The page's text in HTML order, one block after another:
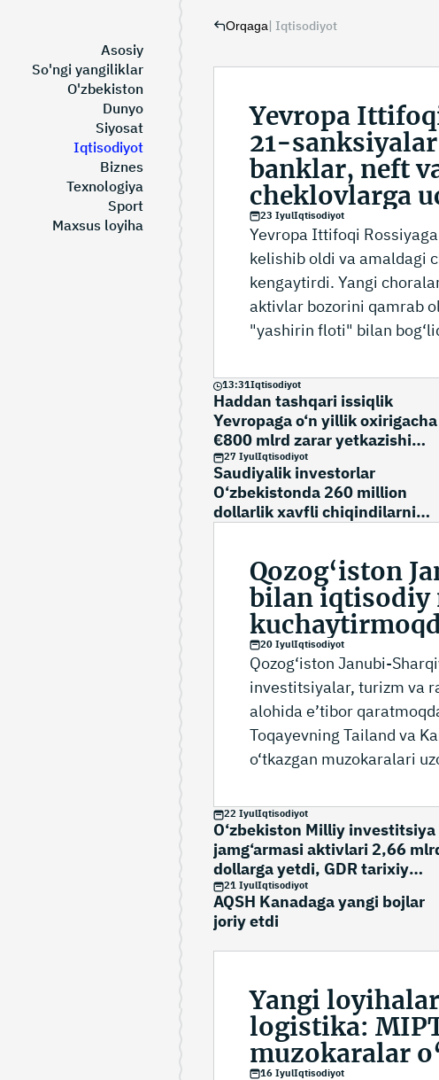
Asosiy
So'ngi yangiliklar
O'zbekiston
Dunyo
Siyosat
Iqtisodiyot
Biznes
Texnologiya
Sport
Maxsus loyiha
Orqaga| Iqtisodiyot
Yevropa
21-
banklar, neft
cheklovlarga
23 IyulIqtisodiyot
Yevropa Ittifoqi
kelishib oldi va amaldagi
kengaytirdi. Yangi
aktivlar bozorini qamrab
"yashirin floti" bilan
13:31Iqtisodiyot
Haddan tashqari issiqlik
Yevropaga o‘n yillik oxirigacha
€800 mlrd zarar yetkazishi
mumkin
27 IyulIqtisodiyot
Saudiyalik investorlar
O‘zbekistonda 260 million
dollarlik xavfli chiqindilarni
Qozog‘iston
bilan iqtisodiy
20 IyulIqtisodiyot
Qozog‘iston Janubi-
investitsiyalar, turizm va
alohida e’tibor
Toqayevning Tailand va
o‘tkazgan muzokaralari
22 IyulIqtisodiyot
O‘zbekiston Milliy investitsiya
jamg‘armasi aktivlari 2,66
dollarga yetdi, GDR tarixiy
rekordni yangiladi
21 IyulIqtisodiyot
AQSH Kanadaga yangi bojlar
joriy etdi
Yangi
logistika:
muzokaralar
16 IyulIqtisodiyot